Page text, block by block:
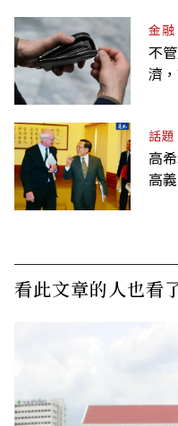
金融
不
濟
話題
高
高
看此文章的人也看